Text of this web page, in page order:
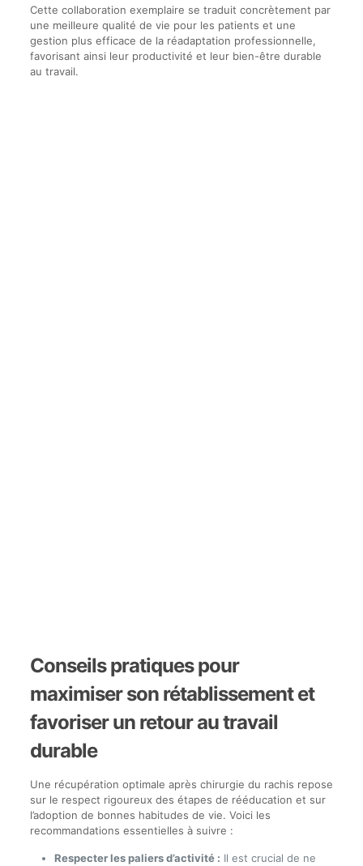
Cette collaboration exemplaire se traduit concrètement par
une meilleure qualité de vie pour les patients et une
gestion plus efficace de la réadaptation professionnelle,
favorisant ainsi leur productivité et leur bien-être durable
au travail.
Conseils pratiques pour
maximiser son rétablissement et
favoriser un retour au travail
durable
Une récupération optimale après chirurgie du rachis repose
sur le respect rigoureux des étapes de rééducation et sur
l’adoption de bonnes habitudes de vie. Voici les
recommandations essentielles à suivre :
Respecter les paliers d’activité : Il est crucial de ne